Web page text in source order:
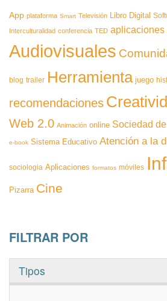
App plataforma Smart Televisión Libro Digital
Interculturalidad conferencia TED aplicaciones
Audiovisuales
blog trailer Herramienta juego
recomendaciones
Web 2.0 Animación online Sociedad
e-book Sistema Educativo Atención a la
sociologia Aplicaciones formatos móviles
Pizarra Cine
FILTRAR POR
Tipos